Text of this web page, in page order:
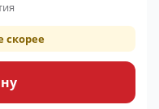
скорее